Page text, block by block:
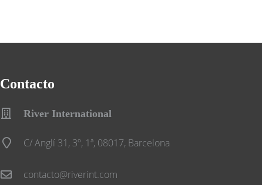
Contacto
River International
C/ Anglí 31, 3º, 1ª, 08017, Barcelona
contacto@riverint.com